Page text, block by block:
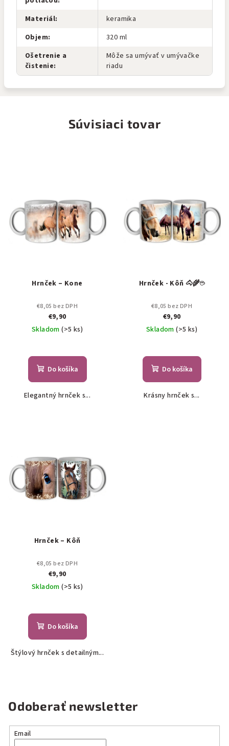
Materiál:
keramika
Objem:
320 ml
Ošetrenie a
čistenie:
Môže sa umývať v umývačke
riadu
Súvisiaci tovar
Hrnček – Kone
€8,05 bez DPH
€9,90
Skladom(>5 ks)
Do košíka
Elegantný hrnček s...
Hrnček - Kôň 🐴🌾☕
€8,05 bez DPH
€9,90
Skladom(>5 ks)
Do košíka
Krásny hrnček s...
Hrnček – Kôň
€8,05 bez DPH
€9,90
Skladom(>5 ks)
Do košíka
Štýlový hrnček s detailným...
Odoberať newsletter
Email